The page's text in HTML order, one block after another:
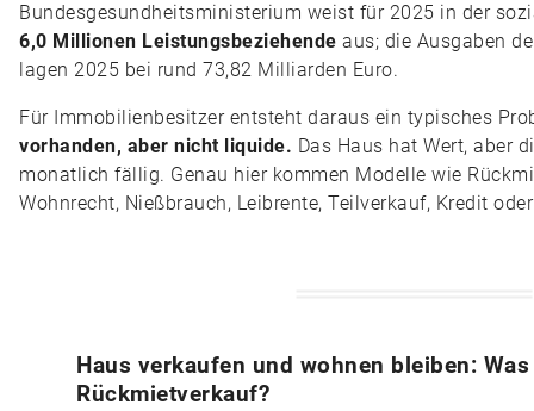
Bundesgesundheitsministerium weist für 2025 in der
6,0 Millionen Leistungsbeziehende aus; die Ausgaben
lagen 2025 bei rund 73,82 Milliarden Euro.
Für Immobilienbesitzer entsteht daraus ein typisches
vorhanden, aber nicht liquide. Das Haus hat Wert, aber
monatlich fällig. Genau hier kommen Modelle wie
Wohnrecht, Nießbrauch, Leibrente, Teilverkauf, Kredit
Haus verkaufen und wohnen bleiben:
Rückmietverkauf?